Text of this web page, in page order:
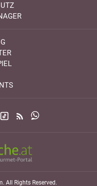
All Rights Reserved.